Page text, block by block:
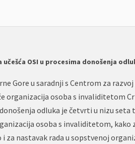
OSI u procesima donošenja
Gore u saradnji s Centrom za
osoba s invaliditetom
odluka je četvrti u nizu
osoba s invaliditetom,
za nastavak rada u sopstvenoj